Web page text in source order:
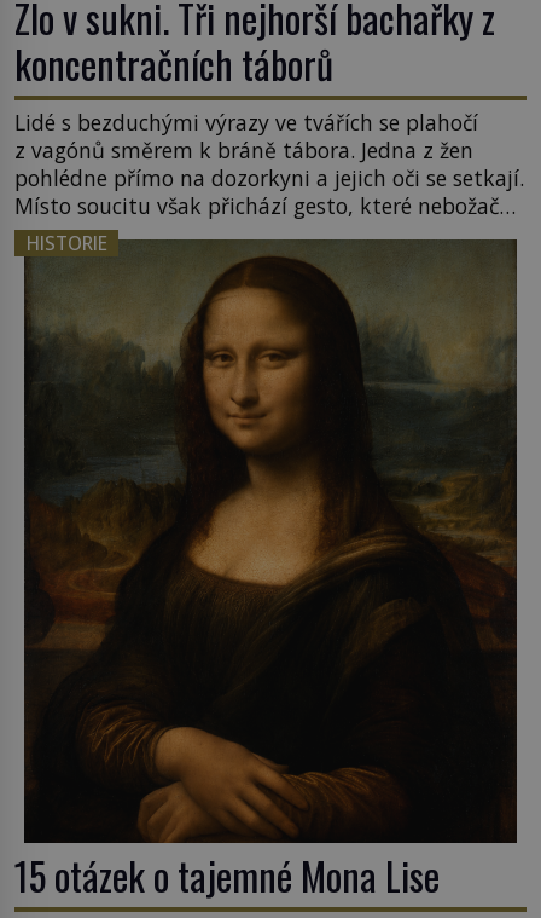
Zlo v sukni. Tři nejhorší bachařky z
koncentračních táborů
Lidé s bezduchými výrazy ve tvářích se plahočí
z vagónů směrem k bráně tábora. Jedna z žen
pohlédne přímo na dozorkyni a jejich oči se setkají.
Místo soucitu však přichází gesto, které nebožačku
posílá rovnou do plynové komory. Jména jako
Rudolf Höss (1901–1947), Josef Mengele (1911–
1979) či Heinrich Himmler (1900–1945) zná každý,
o koho se historie jen otřela. Jenže […]
HISTORIE
15 otázek o tajemné Mona Lise